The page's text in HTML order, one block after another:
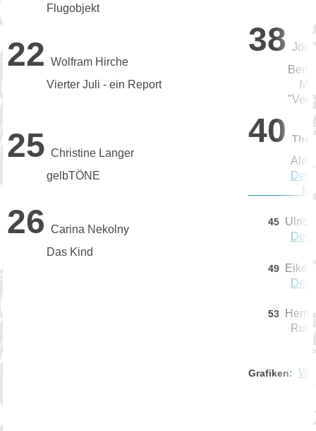
Flugobjekt
22 Wolfram Hirche
Vierter Juli - ein Report
38
Museum
25 Christine Langer
gelbTÖNE
40
Alexej
26 Carina Nekolny
Das Kind
45
Der
49
Eike-
Der
53
Grafiken: